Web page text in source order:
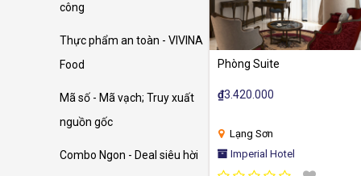
công
Thực phẩm an toàn - VIVINA
Food
Mã số - Mã vạch; Truy xuất
nguồn gốc
Combo Ngon - Deal siêu hời
Phòng Suite
₫3.420.000
Lạng Sơn
Imperial Hotel